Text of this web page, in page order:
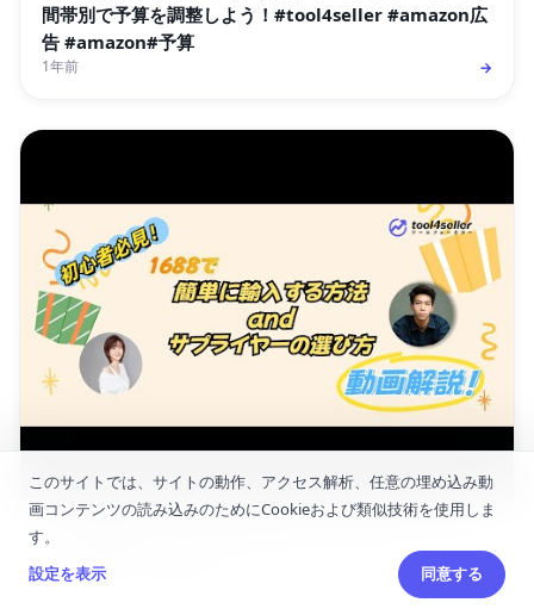
このサイトでは、サイトの動作、アクセス解析、任意の埋め込み動
画コンテンツの読み込みのためにCookieおよび類似技術を使用しま
す。
設定を表示 同意する
間帯別で予算を調整しよう！#tool4seller #amazon広
告 #amazon#予算
1年前 →
7:17
「初心者必見！1688で簡単に輸入する方法とサプライ
ヤーの選び方を解説！」
1年前 →